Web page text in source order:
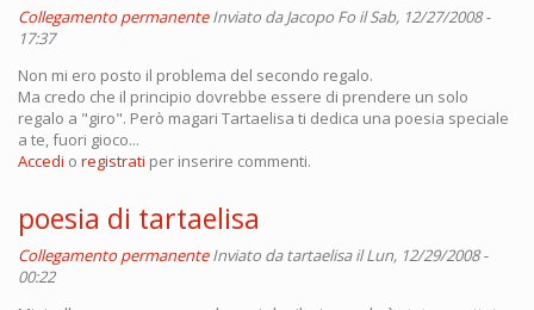
Collegamento permanente Inviato daJacopo Fo il Sab, 12/27/2008 -
17:37
Non mi ero posto il problema del secondo regalo.
Ma credo che il principio dovrebbe essere di prendere un solo
regalo a "giro". Però magari Tartaelisa ti dedica una poesia speciale
a te, fuori gioco...
Accedi o registrati per inserire commenti.
poesia di tartaelisa
Collegamento permanente Inviato datartaelisail Lun, 12/29/2008 -
00:22